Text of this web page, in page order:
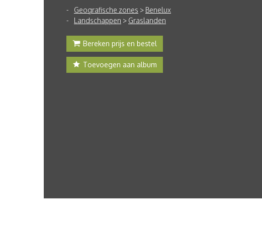
Geografische zones > Benelux
Landschappen > Graslanden
Bereken prijs en bestel
Toevoegen aan album